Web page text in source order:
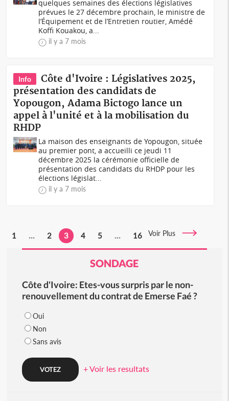
quelques semaines des élections législatives
prévues le 27 décembre prochain, le ministre de
l’Équipement et de l’Entretien routier, Amédé
Koffi Kouakou, a...
il y a 7 mois
Info
Côte d'Ivoire : Législatives 2025,
présentation des candidats de
Yopougon, Adama Bictogo lance un
appel à l'unité et à la mobilisation du
RHDP
La maison des enseignants de Yopougon, située
au premier pont, a accueilli ce jeudi 11
décembre 2025 la cérémonie officielle de
présentation des candidats du RHDP pour les
élections législat...
il y a 7 mois
1 ... 2 3 4 5 ... 16 Voir Plus
SONDAGE
Côte d'Ivoire: Etes-vous surpris par le non-
renouvellement du contrat de Emerse Faé ?
Oui
Non
Sans avis
+ Voir les resultats